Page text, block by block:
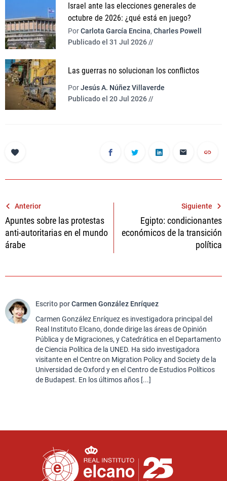
Israel ante las elecciones generales de
octubre de 2026: ¿qué está en juego?
PorCarlota García Encina, Charles Powell
Publicado el 31 Jul 2026 //
Las guerras no solucionan los conflictos
PorJesús A. Núñez Villaverde
Publicado el 20 Jul 2026 //
Navegación
de
entradas
Anterior
Apuntes sobre las protestas
anti-autoritarias en el mundo
árabe
Siguiente
Egipto: condicionantes
económicos de la transición
política
Escrito porCarmen González Enríquez
Carmen González Enríquez es investigadora principal del
Real Instituto Elcano, donde dirige las áreas de Opinión
Pública y de Migraciones, y Catedrática en el Departamento
de Ciencia Política de la UNED. Ha sido investigadora
visitante en el Centre on Migration Policy and Society de la
Universidad de Oxford y en el Centro de Estudios Políticos
de Budapest. En los últimos años [...]